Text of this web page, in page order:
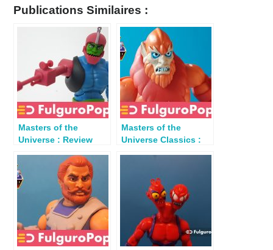
Publications Similaires :
Masters of the
Universe : Review
Grayskull)
Masters of the
Universe Classics :